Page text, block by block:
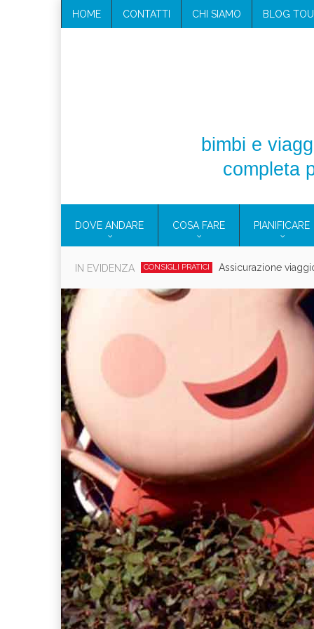
HOME CONTATTI CHI SIAMO BLOG
bimbi e
completa
DOVE ANDARE COSA FARE PIANIFICARE
IN EVIDENZA CONSIGLI PRATICI Cosmetici solidi in
CAMPANIA